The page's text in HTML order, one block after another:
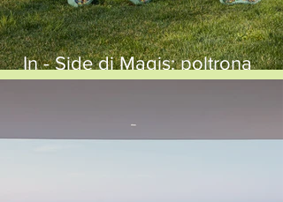
In - Side di Magis: poltrona
outdoor sostenibile e unica